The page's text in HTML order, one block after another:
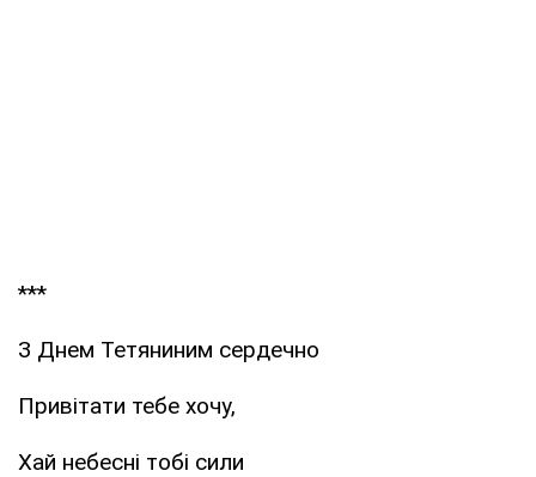
***
З Днем Тетяниним сердечно
Привітати тебе хочу,
Хай небесні тобі сили